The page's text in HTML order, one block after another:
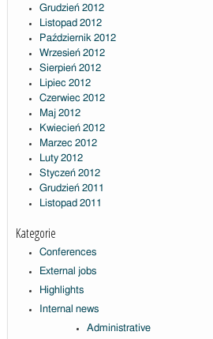
Grudzień 2012
Listopad 2012
Październik 2012
Wrzesień 2012
Sierpień 2012
Lipiec 2012
Czerwiec 2012
Maj 2012
Kwiecień 2012
Marzec 2012
Luty 2012
Styczeń 2012
Grudzień 2011
Listopad 2011
Kategorie
Conferences
External jobs
Highlights
Internal news
Administrative